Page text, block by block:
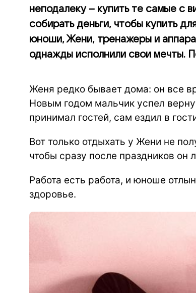
неподалеку – купить те самые с
собирать деньги, чтобы купить
юноши, Жени, тренажеры и
однажды исполнили свои мечты.
Женя редко бывает дома: он все
Новым годом мальчик успел
принимал гостей, сам ездил в
Вот только отдыхать у Жени не
чтобы сразу после праздников он
Работа есть работа, и юноше
здоровье.